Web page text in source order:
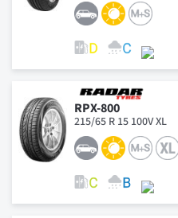
RPX-800
215/65 R 15 100V XL